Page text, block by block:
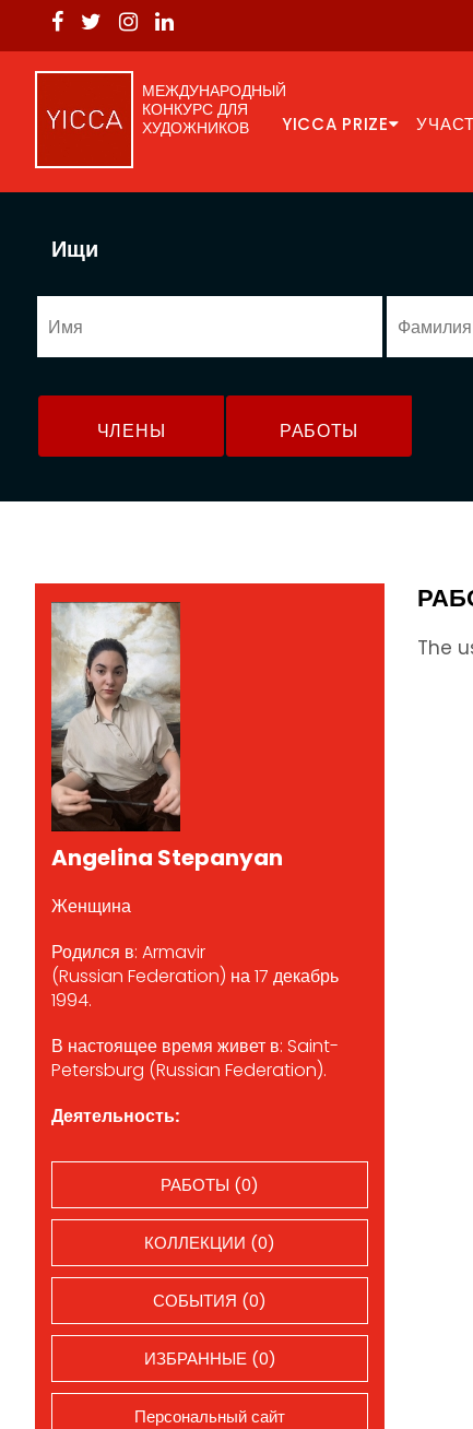
МЕЖДУНАРОДНЫЙ
КОНКУРС ДЛЯ
ХУДОЖНИКОВ
YICCA PRIZE
Ищи
ЧЛЕНЫ РАБОТЫ
Angelina Stepanyan
Женщина
Родился в: Armavir
(Russian Federation) на 17 декабрь
1994.
В настоящее время живет в: Saint-
Petersburg (Russian Federation).
Деятельность:
РАБОТЫ (0)
КОЛЛЕКЦИИ (0)
СОБЫТИЯ (0)
ИЗБРАННЫЕ (0)
Персональный сайт
The